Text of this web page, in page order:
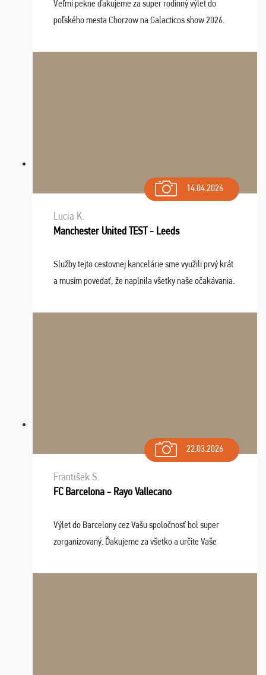
Veľmi pekne ďakujeme za super rodinný výlet do
poľského mesta Chorzow na Galacticos show 2026.
Navštívili sme aj zábavný park Legendia, previe ...
14.04.2026
Lucia K.
Manchester United TEST - Leeds
Služby tejto cestovnej kancelárie sme využili prvý krát
a musím povedať, že naplnila všetky naše očakávania.
dispozícii nonstop (milí, profesionálni ...
22.03.2026
František S.
FC Barcelona - Rayo Vallecano
Výlet do Barcelony cez Vašu spoločnosť bol super
zorganizovaný. Ďakujeme za všetko a určite Vaše